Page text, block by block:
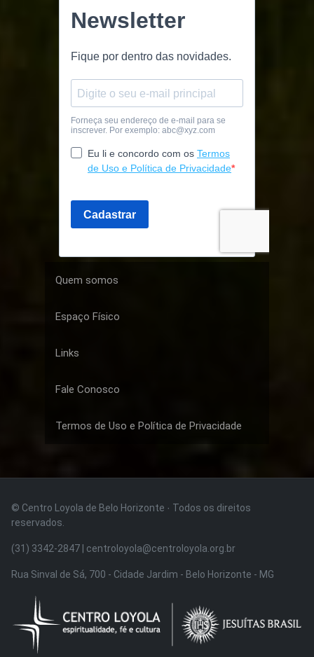
Quem somos
Espaço Físico
Links
Fale Conosco
Termos de Uso e Política de Privacidade
© Centro Loyola de Belo Horizonte · Todos os direitos
reservados.
(31) 3342-2847 | centroloyola@centroloyola.org.br
Rua Sinval de Sá, 700 - Cidade Jardim - Belo Horizonte - MG